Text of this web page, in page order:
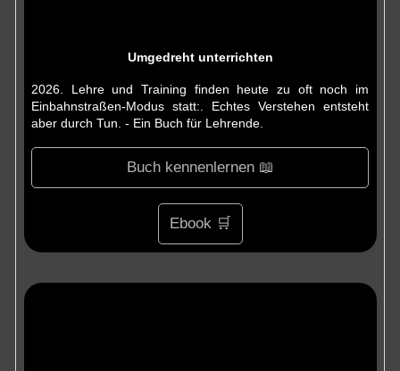
Umgedreht unterrichten
2026. Lehre und Training finden heute zu oft noch im
Einbahnstraßen-Modus statt:. Echtes Verstehen entsteht
aber durch Tun. - Ein Buch für Lehrende.
Buch kennenlernen 📖
Ebook 🛒